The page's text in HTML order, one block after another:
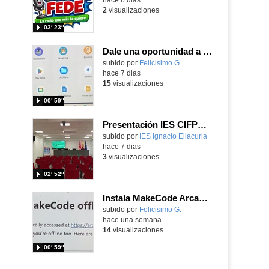
03′ 23″
2 visualizaciones
Dale una oportunidad a los Chromebooks y utiliza un proyector para realizar talleres si no tienes pantallas táctiles
Contenido educativo.
subido por Felicisimo G.
00′ 59″
hace 7 dias
15visualizaciones
Presentación IES CIFPD Ignacio Ellacuría
Contenido educativo.
subido por IES Ignacio Ellacuria
02′ 52″
hace 7 dias
3visualizaciones
Instala MakeCode Arcade para trabajar offline en tu tablet, ordenador, Chromebook
Contenido educativo.
subido por Felicisimo G.
00′ 59″
hace una semana
14visualizaciones